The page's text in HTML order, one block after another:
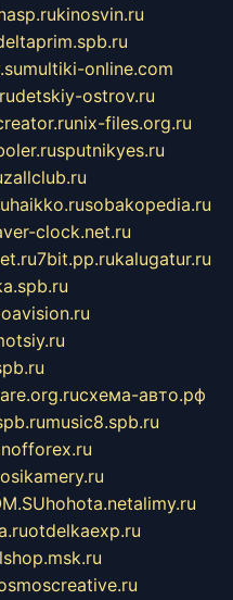
kinosvin.ru
multiki-online.com
detskiy-ostrov.ru
nix-files.org.ru
sputnikyes.ru
zallclub.ru
haikko.rusobakopedia.ru
clock.net.ru
7bit.pp.rukalugatur.ru
схема-авто.рф
music8.spb.ru
hohota.netalimy.ru
otdelkaexp.ru